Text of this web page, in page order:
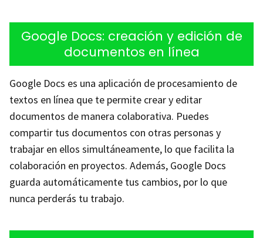
Google Docs: creación y edición de
documentos en línea
Google Docs es una aplicación de procesamiento de
textos en línea que te permite crear y editar
documentos de manera colaborativa. Puedes
compartir tus documentos con otras personas y
trabajar en ellos simultáneamente, lo que facilita la
colaboración en proyectos. Además, Google Docs
guarda automáticamente tus cambios, por lo que
nunca perderás tu trabajo.